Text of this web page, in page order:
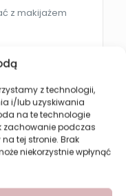
z technologii,
i/lub uzyskiwania
na te technologie
zachowanie podczas
tej stronie. Brak
niekorzystnie wpłynąć
z makijażem